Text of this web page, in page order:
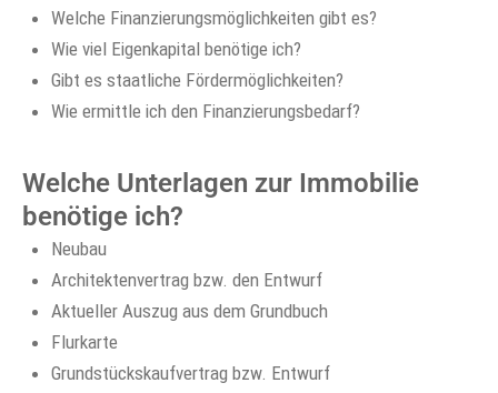
Welche Finanzierungsmöglichkeiten gibt es?
Wie viel Eigenkapital benötige ich?
Gibt es staatliche Fördermöglichkeiten?
Wie ermittle ich den Finanzierungsbedarf?
Welche Unterlagen zur Immobilie
benötige ich?
Neubau
Architektenvertrag bzw. den Entwurf
Aktueller Auszug aus dem Grundbuch
Flurkarte
Grundstückskaufvertrag bzw. Entwurf